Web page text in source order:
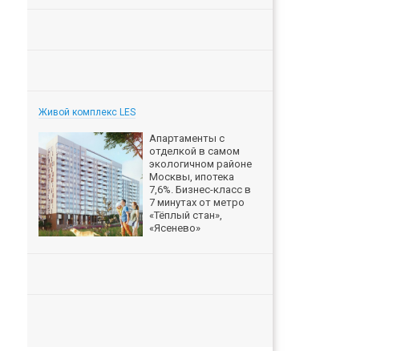
Живой комплекс LES
Апартаменты с
отделкой в самом
экологичном районе
Москвы, ипотека
7,6%. Бизнес-класс в
7 минутах от метро
«Тёплый стан»,
«Ясенево»